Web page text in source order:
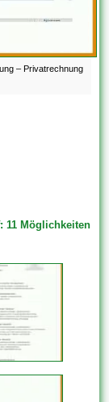
– Privatrechnung
11 Möglichkeiten